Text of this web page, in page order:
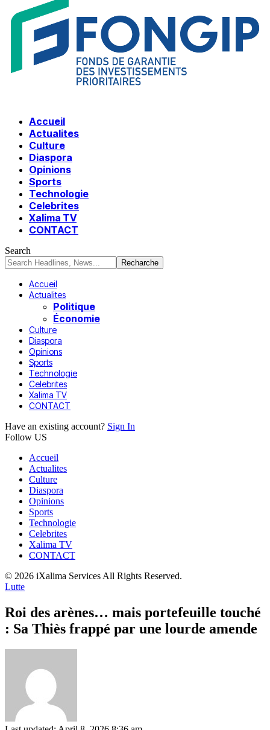
Accueil
Actualites
Culture
Diaspora
Opinions
Sports
Technologie
Celebrites
Xalima TV
CONTACT
Search
Accueil
Actualites
Politique
Économie
Culture
Diaspora
Opinions
Sports
Technologie
Celebrites
Xalima TV
CONTACT
Have an existing account? Sign In
Follow US
Accueil
Actualites
Culture
Diaspora
Opinions
Sports
Technologie
Celebrites
Xalima TV
CONTACT
© 2026 iXalima Services All Rights Reserved.
Lutte
Roi des arènes… mais portefeuille touché
: Sa Thiès frappé par une lourde amende